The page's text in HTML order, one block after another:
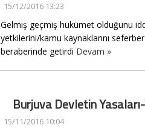
15/12/2016 13:23
Gelmiş geçmiş hükümet olduğunu
yetkilerini/kamu kaynaklarını
beraberinde getirdi Devam »
Burjuva Devletin
15/11/2016 10:04